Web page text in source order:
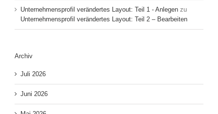
Unternehmensprofil verändertes Layout: Teil 1 - Anlegen zu
Unternehmensprofil verändertes Layout: Teil 2 – Bearbeiten
Archiv
Juli 2026
Juni 2026